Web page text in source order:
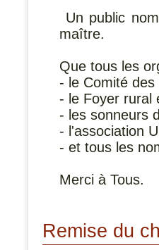
Un public
maître.
Que tous les
- le Comité des
- le Foyer rural
- les sonneurs
- l'association
- et tous les
Merci à Tous.
Remise du